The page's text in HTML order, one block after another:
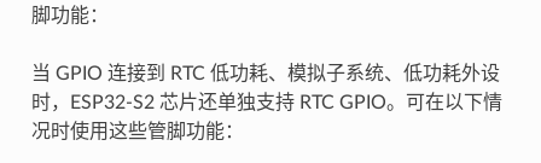
脚功能：
当 GPIO 连接到 RTC 低功耗、模拟子系统、低功耗外设
时，ESP32-S2 芯片还单独支持 RTC GPIO。可在以下情
况时使用这些管脚功能：